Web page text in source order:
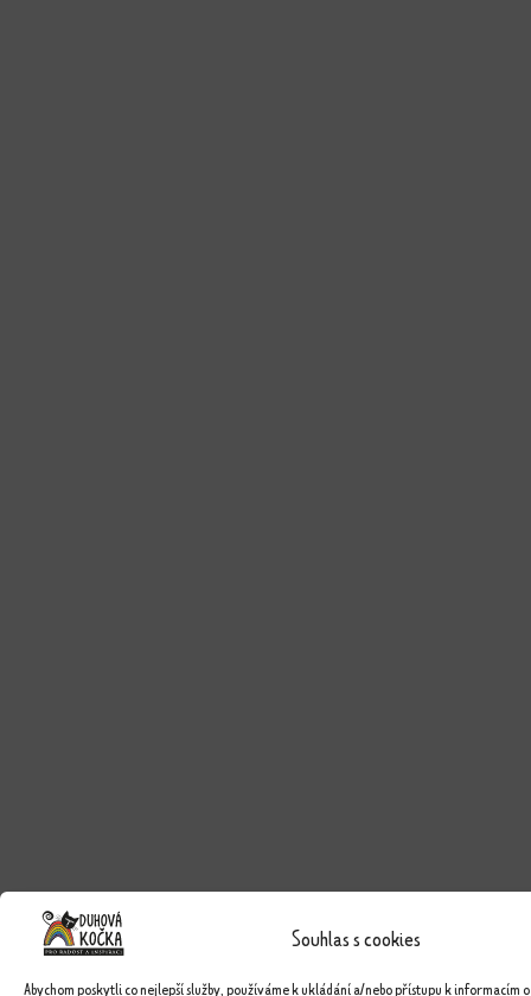
Souhlas s cookies
Abychom poskytli co nejlepší služby, používáme k ukládání a/nebo přístupu k informacím